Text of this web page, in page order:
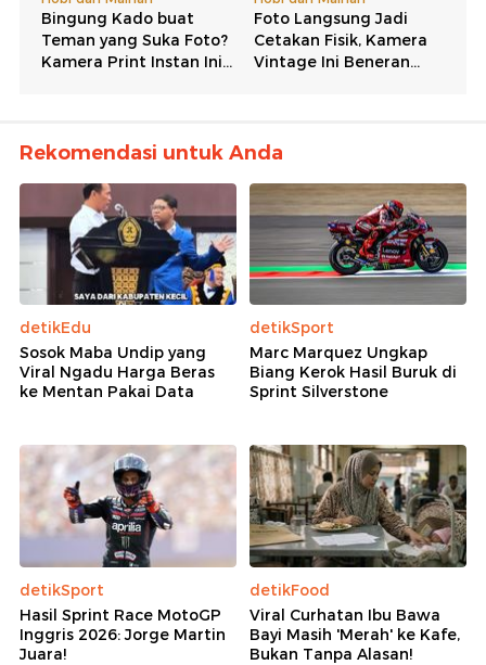
Rekomendasi untuk Anda
detikEdu
Sosok Maba Undip yang
Viral Ngadu Harga Beras
ke Mentan Pakai Data
detikSport
Marc Marquez Ungkap
Biang Kerok Hasil Buruk di
Sprint Silverstone
detikSport
Hasil Sprint Race MotoGP
Inggris 2026: Jorge Martin
Juara!
detikFood
Viral Curhatan Ibu Bawa
Bayi Masih 'Merah' ke Kafe,
Bukan Tanpa Alasan!